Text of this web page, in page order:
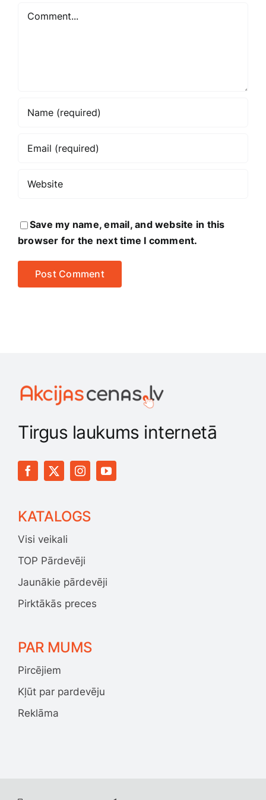
Comment
Save my name, email, and website in this
browser for the next time I comment.
Tirgus laukums internetā
KATALOGS
Visi veikali
TOP Pārdevēji
Jaunākie pārdevēji
Pirktākās preces
PAR MUMS
Pircējiem
Kļūt par pardevēju
Reklāma